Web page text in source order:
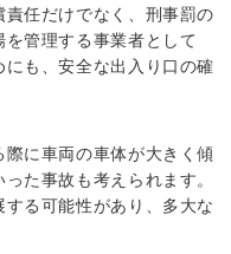
任だけでなく、刑事罰の
管理する事業者として
も、安全な出入り口の確
に車両の車体が大きく傾
た事故も考えられます。
る可能性があり、多大な